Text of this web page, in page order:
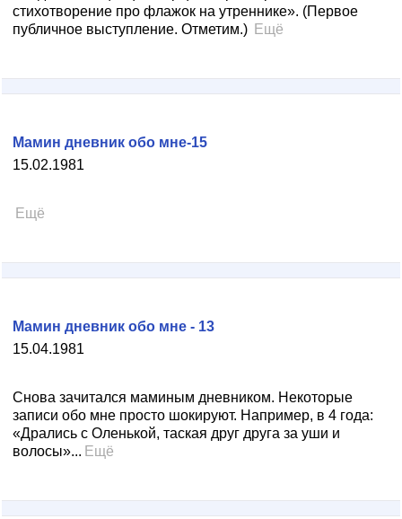
стихотворение про флажок на утреннике». (Первое
публичное выступление. Отметим.) Ещё
15.02.1981
Мамин дневник обо мне-15
Ещё
15.04.1981
Мамин дневник обо мне - 13
Снова зачитался маминым дневником. Некоторые
записи обо мне просто шокируют. Например, в 4 года:
«Дрались с Оленькой, таская друг друга за уши и
волосы»... Ещё